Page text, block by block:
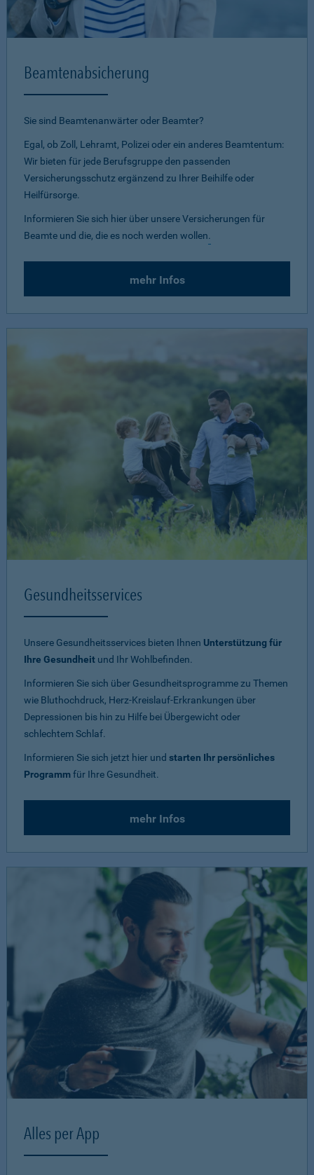
Beamtenabsicherung
Sie sind Beamtenanwärter oder Beamter?
Egal, ob Zoll, Lehramt, Polizei oder ein anderes Beamtentum:
Wir bieten für jede Berufsgruppe den passenden
Versicherungsschutz ergänzend zu Ihrer Beihilfe oder
Heilfürsorge.
Informieren Sie sich hier über unsere Versicherungen für
Beamte und die, die es noch werden wollen.
mehr Infos
Gesundheitsservices
Unsere Gesundheitsservices bieten Ihnen Unterstützung für
Ihre Gesundheit und Ihr Wohlbefinden.
Informieren Sie sich über Gesundheitsprogramme zu Themen
wie Bluthochdruck, Herz-Kreislauf-Erkrankungen über
Depressionen bis hin zu Hilfe bei Übergewicht oder
schlechtem Schlaf.
Informieren Sie sich jetzt hier und starten Ihr persönliches
Programmfür Ihre Gesundheit.
mehr Infos
Alles per App